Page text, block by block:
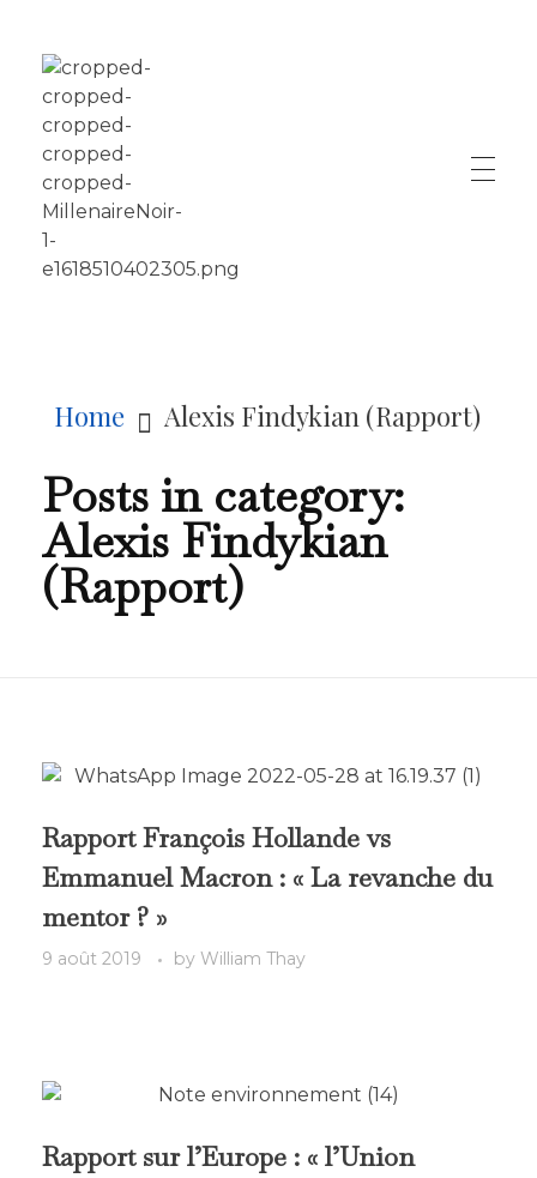
Home Alexis Findykian (Rapport)
Posts in category:
Alexis Findykian
(Rapport)
Rapport François Hollande vs
Emmanuel Macron : « La revanche du
mentor ? »
9 août 2019 by William Thay
Rapport sur l’Europe : « l’Union